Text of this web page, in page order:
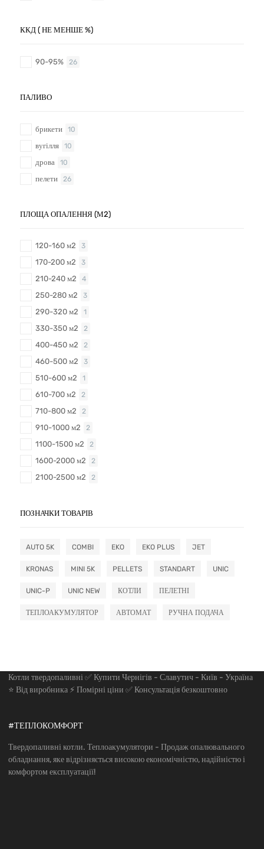
ККД ( НЕ МЕНШЕ %)
90-95% 26
ПАЛИВО
брикети 10
вугілля 10
дрова 10
пелети 26
ПЛОЩА ОПАЛЕННЯ (М2)
120-160 м2 3
170-200 м2 3
210-240 м2 4
250-280 м2 3
290-320 м2 1
330-350 м2 2
400-450 м2 2
460-500 м2 3
510-600 м2 1
610-700 м2 2
710-800 м2 2
910-1000 м2 2
1100-1500 м2 2
1600-2000 м2 2
2100-2500 м2 2
ПОЗНАЧКИ ТОВАРІВ
AUTO 5K COMBI EKO EKO PLUS JET
KRONAS MINI 5K PELLETS STANDART UNIC
UNIC-P UNIC NEW КОТЛИ ПЕЛЕТНІ
ТЕПЛОАКУМУЛЯТОР АВТОМАТ РУЧНА ПОДАЧА
Котли твердопаливні ✅ Купити Чернігів - Славутич - Київ - Україна
⭐ Від виробника ⚡ Помірні ціни ✅ Консультація безкоштовно
#ТЕПЛОКОМФОРТ
Твердопаливні котли. Теплоакумулятори - Продаж опалювального
обладнання, яке відрізняється високою економічністю, надійністю і
комфортом експлуатації!